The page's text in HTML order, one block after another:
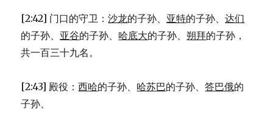
[2:42] 门口的守卫：沙龙的子孙、 亚特的子孙、达们
的子孙、 亚谷的子孙、 哈底大的子孙、朔拜的子孙，
共一百三十九名。
[2:43] 殿役：西哈的子孙、 哈苏巴的子孙、答巴俄的
子孙、